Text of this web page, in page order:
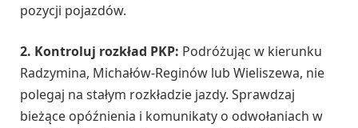
pozycji pojazdów.
2. Kontroluj rozkład PKP: Podróżując w kierunku
Radzymina, Michałów-Reginów lub Wieliszewa, nie
polegaj na stałym rozkładzie jazdy. Sprawdzaj
bieżące opóźnienia i komunikaty o odwołaniach w